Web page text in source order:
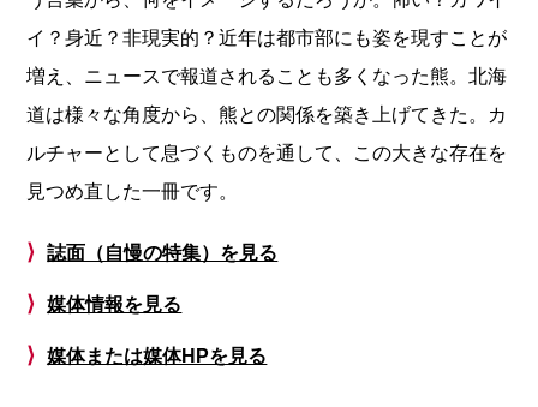
イ？身近？非現実的？近年は都市部にも姿を現すことが
増え、ニュースで報道されることも多くなった熊。北海
道は様々な角度から、熊との関係を築き上げてきた。カ
ルチャーとして息づくものを通して、この大きな存在を
見つめ直した一冊です。
⟩ 誌面（自慢の特集）を見る
⟩ 媒体情報を見る
⟩ 媒体または媒体HPを見る